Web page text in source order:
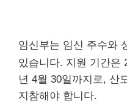
임신부는 임신 주수와
있습니다. 지원 기간은
년 4월 30일까지로, 산
지참해야 합니다.